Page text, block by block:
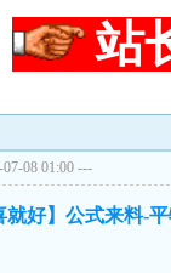
站
08 01:00 ---
就好】公式来料-